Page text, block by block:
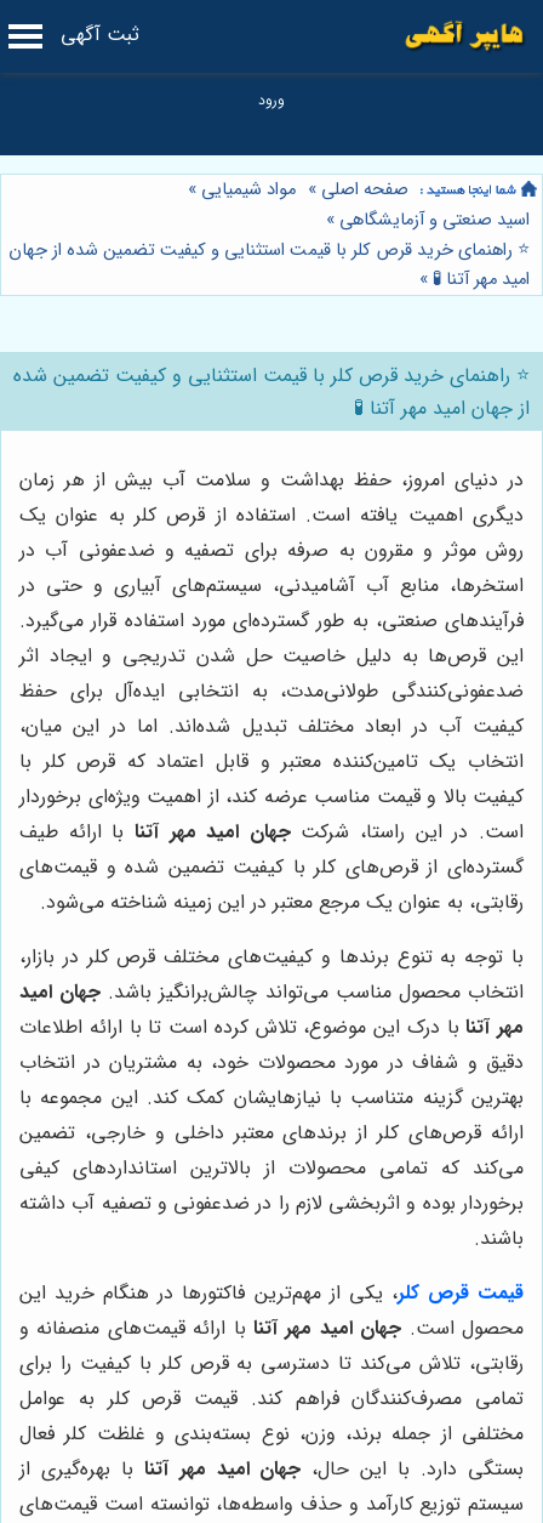
ثبت آگهی
صفحه اصلی » مواد شیمیایی »
اسید صنعتی و آزمایشگاهی »
⭐️ راهنمای خرید قرص کلر با قیمت استثنایی و کیفیت تضمین شده از جهان
امید مهر آتنا 🧪 »
⭐️ راهنمای خرید قرص کلر با قیمت استثنایی و کیفیت تضمین شده
از جهان امید مهر آتنا 🧪
در دنیای امروز، حفظ بهداشت و سلامت آب بیش از هر زمان
دیگری اهمیت یافته است. استفاده از قرص کلر به عنوان یک
روش موثر و مقرون به صرفه برای تصفیه و ضدعفونی آب در
استخرها، منابع آب آشامیدنی، سیستم‌های آبیاری و حتی در
فرآیندهای صنعتی، به طور گسترده‌ای مورد استفاده قرار می‌گیرد.
این قرص‌ها به دلیل خاصیت حل شدن تدریجی و ایجاد اثر
ضدعفونی‌کنندگی طولانی‌مدت، به انتخابی ایده‌آل برای حفظ
کیفیت آب در ابعاد مختلف تبدیل شده‌اند. اما در این میان،
انتخاب یک تامین‌کننده معتبر و قابل اعتماد که قرص کلر با
کیفیت بالا و قیمت مناسب عرضه کند، از اهمیت ویژه‌ای برخوردار
است. در این راستا، شرکتجهان امید مهر آتنا با ارائه طیف
گسترده‌ای از قرص‌های کلر با کیفیت تضمین شده و قیمت‌های
رقابتی، به عنوان یک مرجع معتبر در این زمینه شناخته می‌شود.
با توجه به تنوع برندها و کیفیت‌های مختلف قرص کلر در بازار،
انتخاب محصول مناسب می‌تواند چالش‌برانگیز باشد. جهان امید
مهر آتنابا درک این موضوع، تلاش کرده است تا با ارائه اطلاعات
دقیق و شفاف در مورد محصولات خود، به مشتریان در انتخاب
بهترین گزینه متناسب با نیازهایشان کمک کند. این مجموعه با
ارائه قرص‌های کلر از برندهای معتبر داخلی و خارجی، تضمین
می‌کند که تمامی محصولات از بالاترین استانداردهای کیفی
برخوردار بوده و اثربخشی لازم را در ضدعفونی و تصفیه آب داشته
باشند.
قیمت قرص کلر، یکی از مهم‌ترین فاکتورها در هنگام خرید این
محصول است. جهان امید مهر آتنا با ارائه قیمت‌های منصفانه و
رقابتی، تلاش می‌کند تا دسترسی به قرص کلر با کیفیت را برای
تمامی مصرف‌کنندگان فراهم کند. قیمت قرص کلر به عوامل
مختلفی از جمله برند، وزن، نوع بسته‌بندی و غلظت کلر فعال
بستگی دارد. با این حال، جهان امید مهر آتنا با بهره‌گیری از
سیستم توزیع کارآمد و حذف واسطه‌ها، توانسته است قیمت‌های